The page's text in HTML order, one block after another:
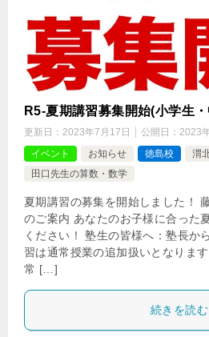
R5-夏期講習募集開始(小学生
更新日： 2023年7月17日 公開日： 2023
イベント
お知らせ 徳島校 渭
田口先生の算数・数学
夏期講習の募集を開始しました！
のご案内 あなたのお子様に合った
ください！ 塾生の皆様へ：塾長か
習は通常授業の追加扱いとなりま
常 […]
続きを読む